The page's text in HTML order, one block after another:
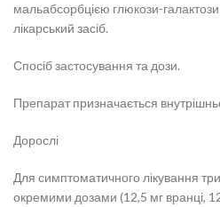
мальабсорбцією глюкози-
лікарський засіб.
Спосіб застосування та дози.
Препарат призначається
Дорослі
Для симптоматичного лікування
окремими дозами (12,5 мг вранці,